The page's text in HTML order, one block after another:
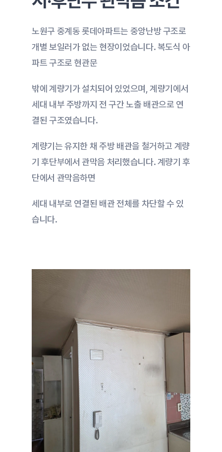
노원구 중계동 롯데아파트는 중앙난방 구조로
개별 보일러가 없는 현장이었습니다. 복도식 아
파트 구조로 현관문
밖에 계량기가 설치되어 있었으며, 계량기에서
세대 내부 주방까지 전 구간 노출 배관으로 연
결된 구조였습니다.
계량기는 유지한 채 주방 배관을 철거하고 계량
기 후단부에서 관막음 처리했습니다. 계량기 후
단에서 관막음하면
세대 내부로 연결된 배관 전체를 차단할 수 있
습니다.